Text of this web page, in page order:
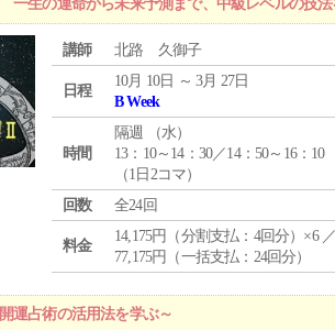
一生の運命から未来予測まで、中級レベルの技法
講師 北路 久御子
日程
10月 10日 ～ 3月 27日
B Week
時間
隔週 （水）
13：10～14：30／14：50～16：10
（1日2コマ）
回数
全24回
料金
14,175円（分割支払：4回分）×6
77,175円（一括支払：24回分）
運占術の活用法を学ぶ～